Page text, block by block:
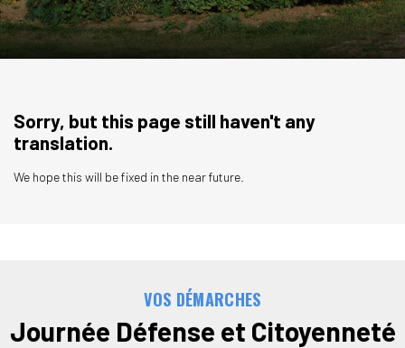
Sorry, but this page still haven't any
translation.
We hope this will be fixed in the near future.
VOS DÉMARCHES
Journée Défense et Citoyenneté